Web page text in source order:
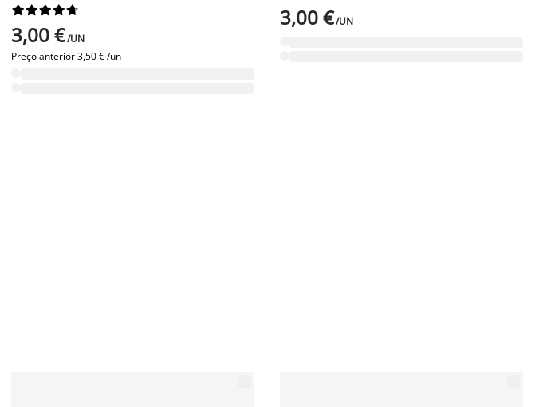






3,00 €/UN
Preço anterior3,50 € /un
3,00 €/UN